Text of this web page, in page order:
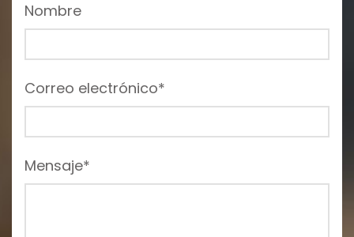
Nombre
Correo electrónico*
Mensaje*